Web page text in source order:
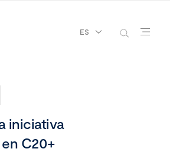
ES
iniciativa
C20+